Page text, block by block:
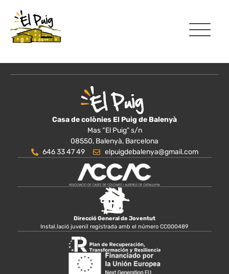
Casa de colònies El Puig de Balenyà
Mas “El Puig” s/n
08550, Balenyà, Barcelona
646 33 47 49
elpuigdebalenya@gmail.com
Direcció General de Joventut
Instal.lació juvenil registrada amb el número CC000489